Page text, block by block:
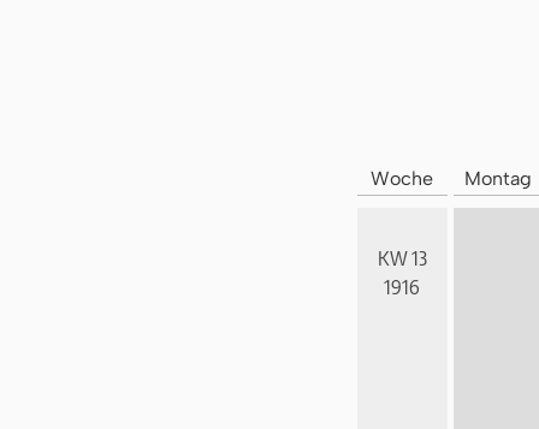
Woche Montag
KW 13
1916